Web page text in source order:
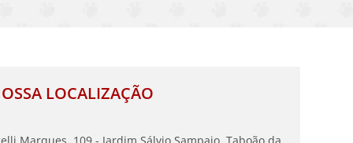
LOCALIZAÇÃO